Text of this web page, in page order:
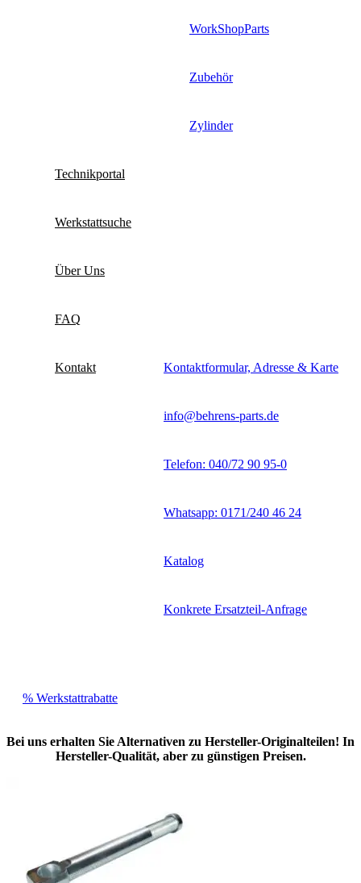
WorkShopParts
Zubehör
Zylinder
Technikportal
Werkstattsuche
Über Uns
FAQ
Kontakt Kontaktformular, Adresse & Karte
info@behrens-parts.de
Telefon: 040/72 90 95-0
Whatsapp: 0171/240 46 24
Katalog
Konkrete Ersatzteil-Anfrage
% Werkstattrabatte
Bei uns erhalten Sie Alternativen zu Hersteller-Originalteilen! In
Hersteller-Qualität, aber zu günstigen Preisen.